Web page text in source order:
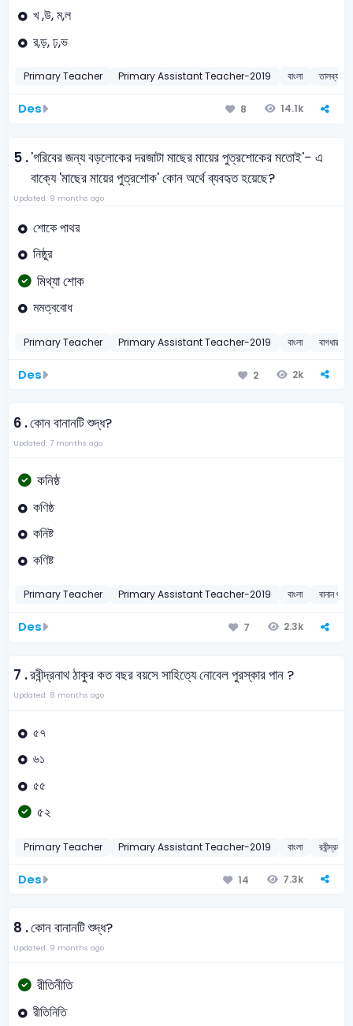
খ ,উ, ম,ল
র,ড়, ঢ়,ভ
Primary Teacher Primary Assistant Teacher-2019 বাংলা তালব্য
Des 8 14.1k
5 .'গরিবের জন্য বড়লোকের দরজাটা মাছের মায়ের পুত্রশোকের মতোই'- এ
বাক্যে 'মাছের মায়ের পুত্রশোক' কোন অর্থে ব্যবহৃত হয়েছে?
Updated: 9 months ago
শোকে পাথর
নিষ্ঠুর
মিথ্যা শোক
মমত্ববোধ
Primary Teacher Primary Assistant Teacher-2019 বাংলা বাগধারা
Des 2 2k
6 .কোন বানানটি শুদ্ধ?
Updated: 7 months ago
কনিষ্ঠ
কণিষ্ঠ
কনিষ্ট
কণিষ্ট
Primary Teacher Primary Assistant Teacher-2019 বাংলা বানান
Des 7 2.3k
7 .রবীন্দ্রনাথ ঠাকুর কত বছর বয়সে সাহিত্যে নোবেল পুরস্কার পান ?
Updated: 8 months ago
৫৭
৬১
৫৫
৫২
Primary Teacher Primary Assistant Teacher-2019 বাংলা রবীন্দ্রনাথ
Des 14 7.3k
8 .কোন বানানটি শুদ্ধ?
Updated: 9 months ago
রীতিনীতি
রীতিনিতি